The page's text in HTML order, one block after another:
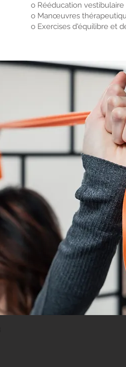
o Rééducation vestibulaire
o Manœuvres
o Exercises d'équilibre et